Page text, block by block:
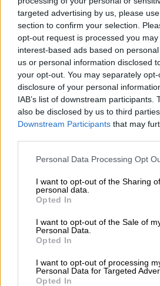
targeted advertising by us, please
section to confirm your selection.
opt-out request is processed you
interest-based ads based on
us or personal information disclosed
your opt-out. You may separately
disclosure of your personal
IAB’s list of downstream participants.
also be disclosed by us to third
Downstream Participants that may
Please note that this website/app
not limited to your visit or usage
grant or deny consent to Google and
use your data for below specified
consent section.
Personal Data Processing Opt
I want to opt-out of the Sharing
personal data.
Opted In
I want to opt-out of the Sale of
Personal Data.
Opted In
I want to opt-out of processing
Personal Data for Targeted
Opted In
εγκαταστάσεις
για πυραύλους – Τι
Κόσμος|27.10.2024 07:30
Αναταραχή μετά τις
Γεωργία: Η
αντιπολίτευση
αποτέλεσμα
«Η κατάσταση στο βόρειο
είναι καταστροφική»,
υπογραμμίζοντας ότι «η
παραδόσεων ιατρικού
συνδυασμό με την αυστηρά
πρόσβαση στερούν από